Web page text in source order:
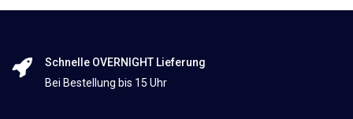
Schnelle OVERNIGHT Lieferung
Bei Bestellung bis 15 Uhr